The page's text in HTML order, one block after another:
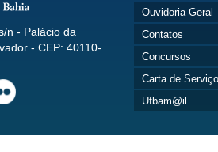
n - Palácio da
- CEP: 40110-
Ouvidoria Geral
Contatos
Concursos
Carta de
Ufbam@il